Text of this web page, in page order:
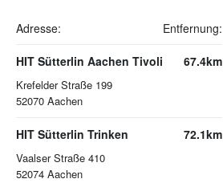
Adresse: Entfernung:
HIT Sütterlin Aachen Tivoli
Krefelder Straße 199
52070 Aachen
67.4km
HIT Sütterlin Trinken
Vaalser Straße 410
52074 Aachen
72.1km